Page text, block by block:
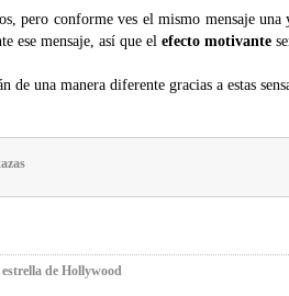
pero conforme ves el mismo mensaje
ese mensaje, así que el efecto motivante
de una manera diferente gracias a estas
de Hollywood